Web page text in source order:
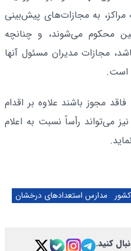
مراکز، به مجازات‌های پیش‌بینی
محکوم می‌شوند، و چنانچه
مجازات مدیران مسئول آنها
مجوز باشند علاوه بر اقدام
می‌تواند رأساً نسبت به اعلام
مدارس استعدادهای درخشان
کنید.